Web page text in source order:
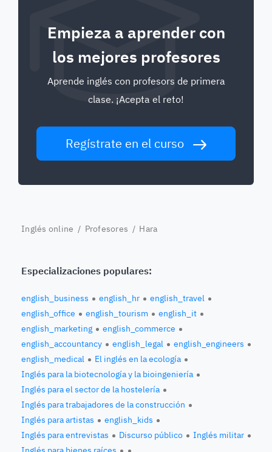
Empieza a aprender con
los mejores profesores
Aprende inglés con profesors de primera
clase. ¡Acepta el reto!
Regístrate en el curso
Inglés online / Profesores / Hara
Especializaciones populares:
english_business english_hr
english_travel
english_office
english_tourism
english_it
english_marketing
english_commerce
english_accountancy
english_legal
english_engineers
english_medical
El inglés en la ecología
Inglés para la biotecnología y la bioingeniería
Inglés para el sector de la hostelería
Inglés para trabajadores de la construcción
Inglés para artistas
english_kids
Inglés para entrevistas
Discurso público
Inglés militar